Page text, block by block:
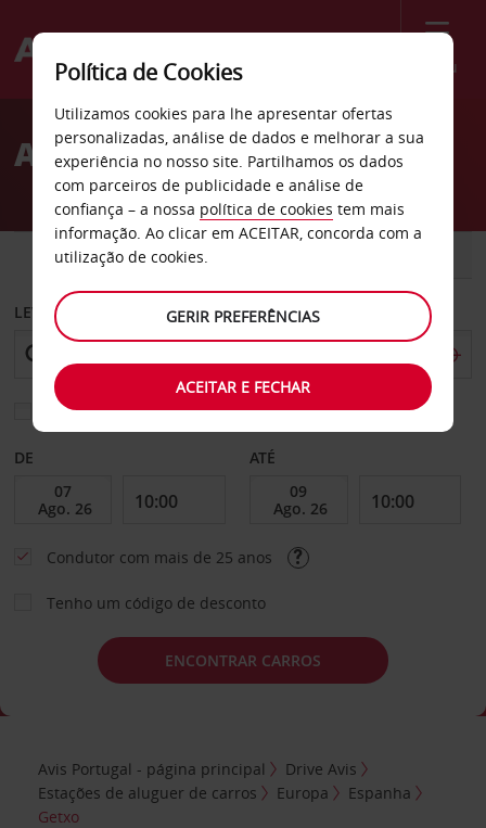
Menu
Welcome
AvisAluguer de carros Getxo
CARRO
LEVANTAR EM
Escolher uma estação de devolução diferente
DE ATÉ
Condutor com mais de 25 anos
Tenho um código de desconto
ENCONTRAR CARROS
Avis Portugal - página principal
Drive Avis
Estações de aluguer de carros
Europa
Espanha
Getxo
Política de Cookies
Utilizamos cookies para lhe apresentar ofertas
personalizadas, análise de dados e melhorar a sua
experiência no nosso site. Partilhamos os dados
com parceiros de publicidade e análise de
confiança – a nossa política de cookies tem mais
informação. Ao clicar em ACEITAR, concorda com a
utilização de cookies.
GERIR PREFERÊNCIAS
ACEITAR E FECHAR